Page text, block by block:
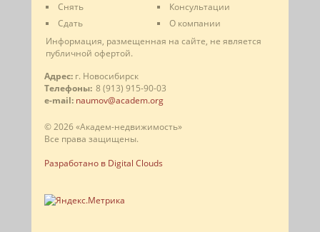
Снять
Сдать
Консультации
О компании
Информация, размещенная на сайте, не является
публичной офертой.
Адрес: г. Новосибирск
Телефоны: 8 (913) 915-90-03
e-mail: naumov@academ.org
© 2026 «Академ-недвижимость»
Все права защищены.
Разработано в Digital Clouds